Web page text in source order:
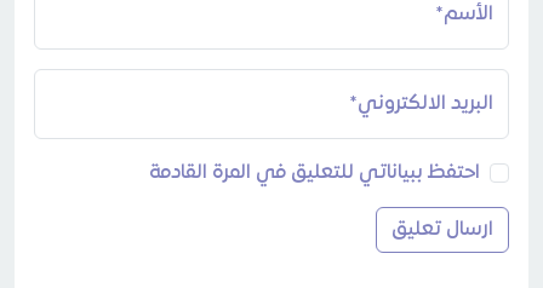
الأسم*
البريد الالكتروني*
احتفظ ببياناتي للتعليق في المرة القادمة